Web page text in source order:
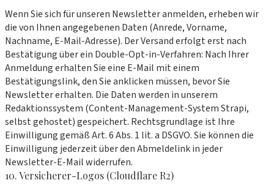
Wenn Sie sich für unseren Newsletter anmelden, erheben wir
die von Ihnen angegebenen Daten (Anrede, Vorname,
Nachname, E-Mail-Adresse). Der Versand erfolgt erst nach
Bestätigung über ein Double-Opt-in-Verfahren: Nach Ihrer
Anmeldung erhalten Sie eine E-Mail mit einem
Bestätigungslink, den Sie anklicken müssen, bevor Sie
Newsletter erhalten. Die Daten werden in unserem
Redaktionssystem (Content-Management-System Strapi,
selbst gehostet) gespeichert. Rechtsgrundlage ist Ihre
Einwilligung gemäß Art. 6 Abs. 1 lit. a DSGVO. Sie können die
Einwilligung jederzeit über den Abmeldelink in jeder
Newsletter-E-Mail widerrufen.
10. Versicherer-Logos (Cloudflare R2)